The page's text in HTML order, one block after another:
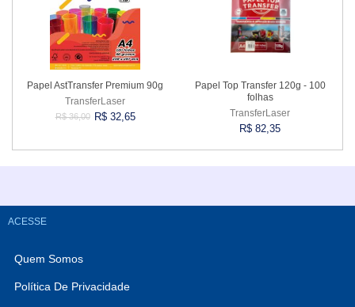
Papel AstTransfer Premium 90g
TransferLaser
R$ 36,00 R$ 32,65
Papel Top Transfer 120g - 100
folhas
TransferLaser
R$ 82,35
ACESSE
Quem Somos
Política De Privacidade